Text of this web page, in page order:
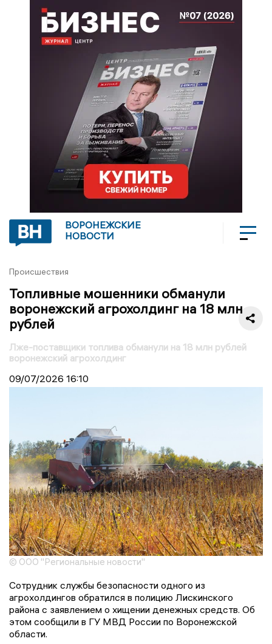
ВОРОНЕЖСКИЕ
НОВОСТИ
Происшествия
Топливные мошенники обманули
воронежский агрохолдинг на 18 млн
рублей
Лже-поставщики топлива обманули на 18 млн рублей
воронежский агрохолдинг
09/07/2026 16:10
© ООО "Региональные новости"
Сотрудник службы безопасности одного из
агрохолдингов обратился в полицию Лискинского
района с заявлением о хищении денежных средств. Об
этом сообщили в ГУ МВД России по Воронежской
области.